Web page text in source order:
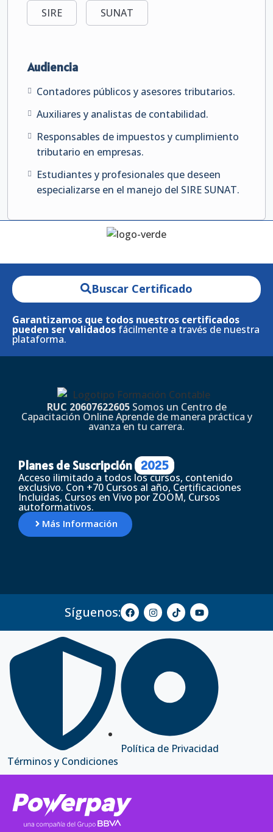
SIRE SUNAT
Audiencia
Contadores públicos y asesores tributarios.
Auxiliares y analistas de contabilidad.
Responsables de impuestos y cumplimiento
tributario en empresas.
Estudiantes y profesionales que deseen
especializarse en el manejo del SIRE SUNAT.
Buscar Certificado
Garantizamos que todos nuestros certificados
pueden ser validados fácilmente a través de nuestra
plataforma.
RUC 20607622605 Somos un Centro de
Capacitación Online Aprende de manera práctica y
avanza en tu carrera.
Planes de Suscripción 2025
Acceso ilimitado a todos los cursos, contenido
exclusivo. Con +70 Cursos al año, Certificaciones
Incluidas, Cursos en Vivo por ZOOM, Cursos
autoformativos.
Más Información
Síguenos:
Términos y Condiciones
Política de Privacidad